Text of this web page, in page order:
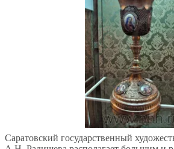
Саратовский государственный